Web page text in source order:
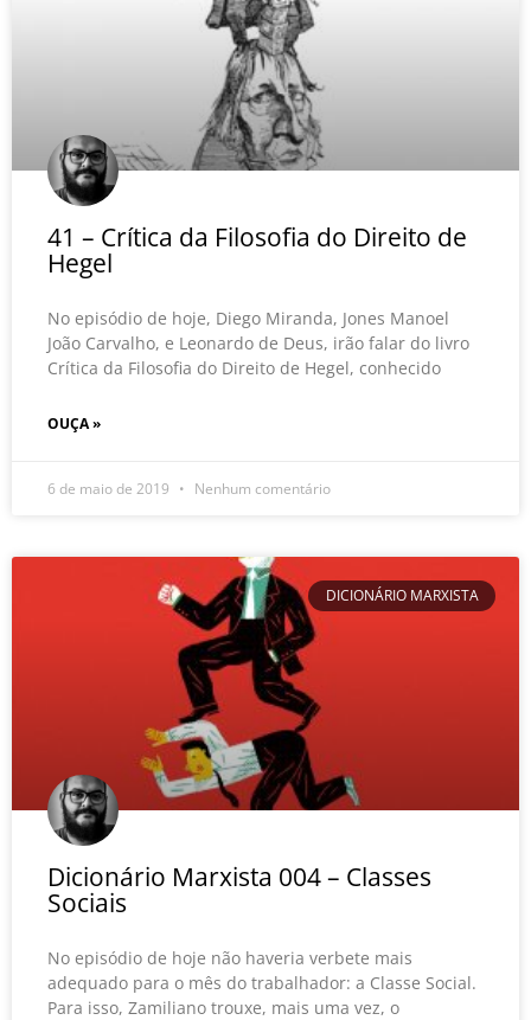
41 – Crítica da Filosofia do Direito de
Hegel
No episódio de hoje, Diego Miranda, Jones Manoel
João Carvalho, e Leonardo de Deus, irão falar do livro
Crítica da Filosofia do Direito de Hegel, conhecido
OUÇA »
6 de maio de 2019 Nenhum comentário
DICIONÁRIO MARXISTA
Dicionário Marxista 004 – Classes
Sociais
No episódio de hoje não haveria verbete mais
adequado para o mês do trabalhador: a Classe Social.
Para isso, Zamiliano trouxe, mais uma vez, o